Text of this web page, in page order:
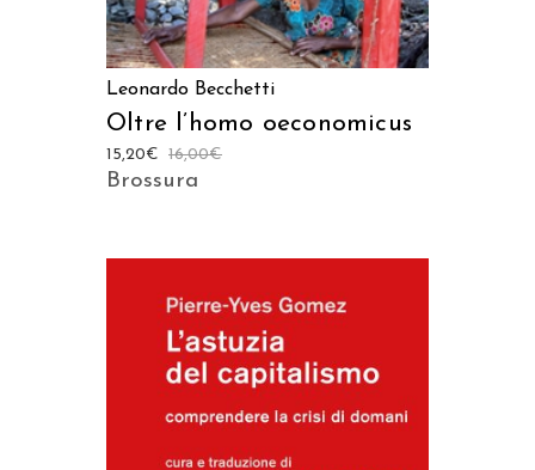
Leonardo Becchetti
Oltre l’homo oeconomicus
16,00€
15,20€
Brossura